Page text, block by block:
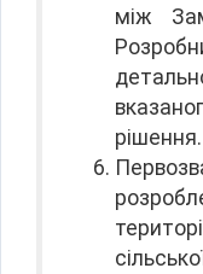
між
рішення.